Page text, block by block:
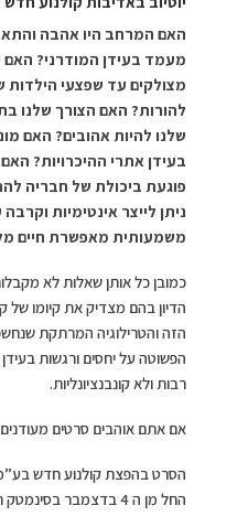
האם המרחב היו אהבה
מעמד בעידן המודרני? האם
מצולקים עד שפצעי
להורות? האם הצורך שלנו
שלנו להיות אהובים? האם
בעידן אתרי ההיכרויות?
פוגעת ביכולת של חבריה
ניתן לייצר אינטימיות
משמעותית מאפשרת חיים
כמובן כל אותן שאלות לא
הדיון בהם מצדיק את קיומו של
הזה והטרילוגיה המרתקת
הפשוטה על יחסים ורגשות
רבות ולא קונבנציונליות.
אם אתם אוהבים סרטים
הסרט בהפצת קולנוע חדש
החל מן ה 4 בדצמבר בסינמטק תל אביב ובכל רחבי הארץ